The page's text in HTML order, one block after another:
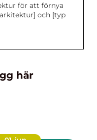
för att förnya
och [typ
här